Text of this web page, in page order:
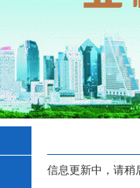
信息更新中，请稍